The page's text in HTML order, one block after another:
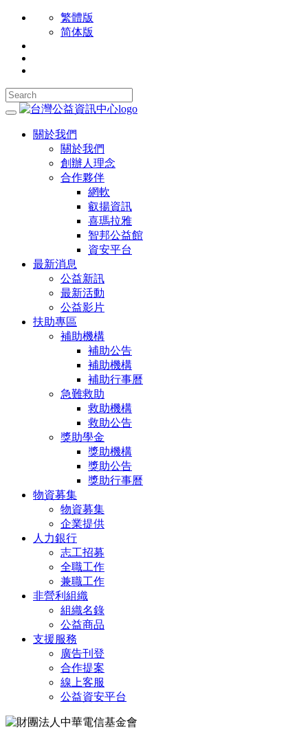
繁體版
简体版
關於我們
關於我們
創辦人理念
合作夥伴
網軟
叡揚資訊
喜瑪拉雅
智邦公益館
資安平台
最新消息
公益新訊
最新活動
公益影片
扶助專區
補助機構
補助公告
補助機構
補助行事曆
急難救助
救助機構
救助公告
獎助學金
獎助機構
獎助公告
獎助行事曆
物資募集
物資募集
企業提供
人力銀行
志工招募
全職工作
兼職工作
非營利組織
組織名錄
公益商品
支援服務
廣告刊登
合作提案
線上客服
公益資安平台